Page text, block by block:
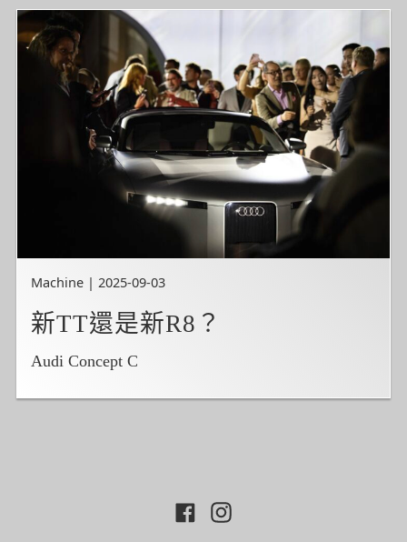
Machine | 2025-09-03
新TT還是新R8？
Audi Concept C